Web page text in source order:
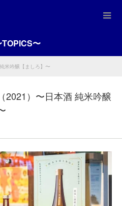
〜
米吟醸【ましろ】〜
2021）〜日本酒 純米吟醸